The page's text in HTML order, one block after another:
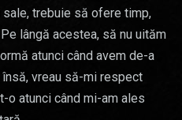
trebuie să ofere timp,
lângă acestea, să nu uităm
atunci când avem de-a
vreau să-mi respect
o atunci când mi-am ales